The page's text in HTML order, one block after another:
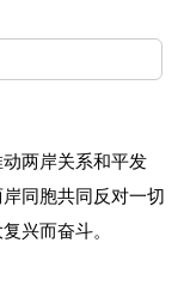
两岸关系和平发
同胞共同反对一切
兴而奋斗。